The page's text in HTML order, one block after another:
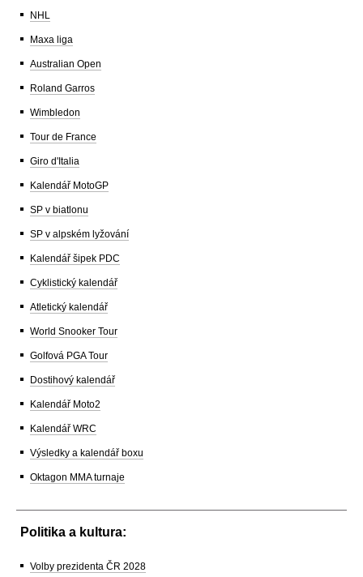
NHL
Maxa liga
Australian Open
Roland Garros
Wimbledon
Tour de France
Giro d'Italia
Kalendář MotoGP
SP v biatlonu
SP v alpském lyžování
Kalendář šipek PDC
Cyklistický kalendář
Atletický kalendář
World Snooker Tour
Golfová PGA Tour
Dostihový kalendář
Kalendář Moto2
Kalendář WRC
Výsledky a kalendář boxu
Oktagon MMA turnaje
Politika a kultura:
Volby prezidenta ČR 2028